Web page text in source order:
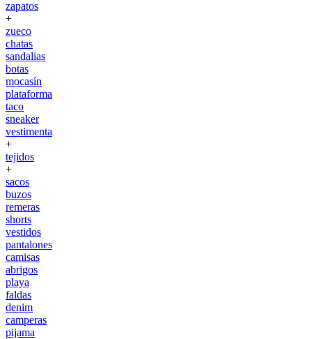
zapatos
+
zueco
chatas
sandalias
botas
mocasín
plataforma
taco
sneaker
vestimenta
+
tejidos
+
sacos
buzos
remeras
shorts
vestidos
pantalones
camisas
abrigos
playa
faldas
denim
camperas
pijama